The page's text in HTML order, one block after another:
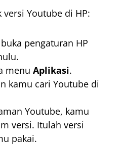
Youtube di HP:
pengaturan HP
menu Aplikasi.
kamu cari Youtube di
Youtube, kamu
versi. Itulah versi
pakai.